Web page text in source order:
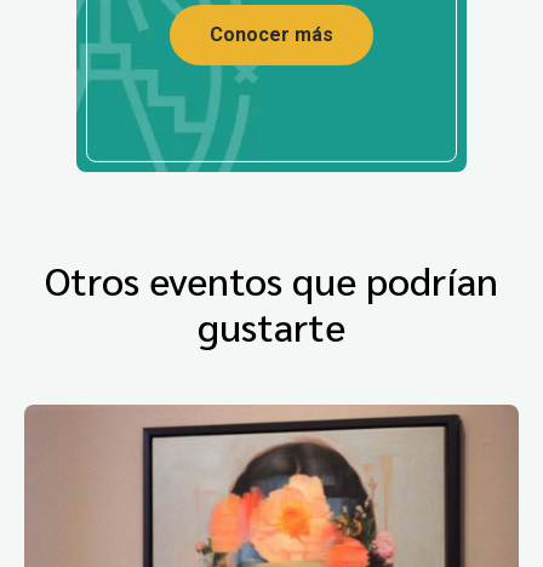
Conocer más
Otros eventos que podrían
gustarte